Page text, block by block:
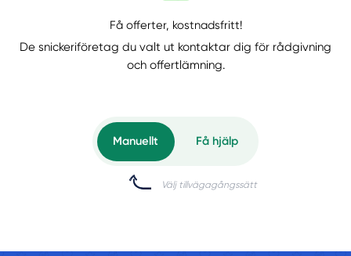
Få offerter, kostnadsfritt!
De snickeriföretag du valt ut kontaktar dig för rådgivning
och offertlämning.
Manuellt Få hjälp
Välj tillvägagångssätt